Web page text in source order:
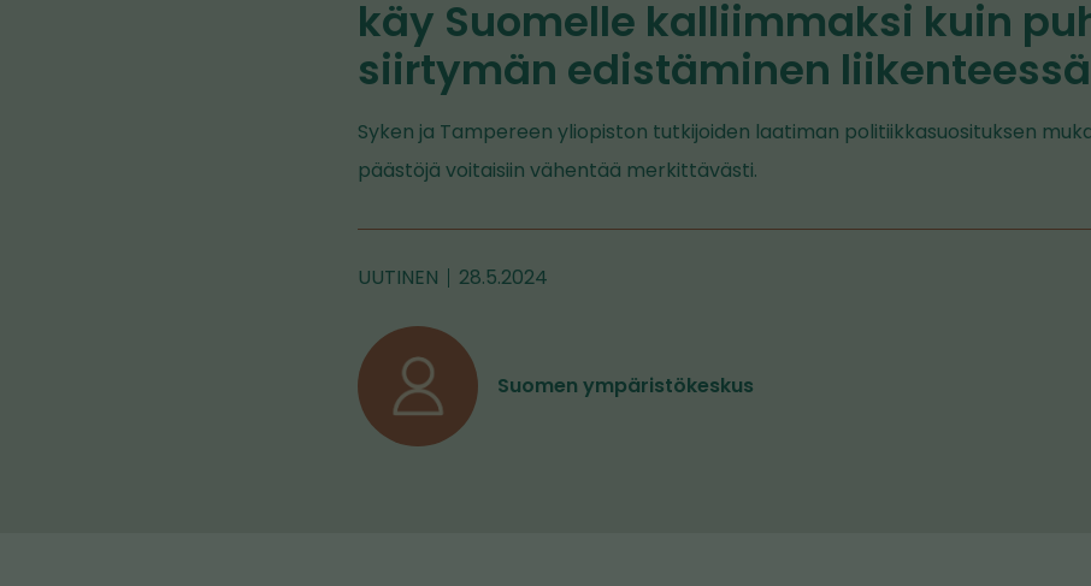
käy Suomelle kalliimmaksi kuin
siirtymän edistäminen liikenteessä
Syken ja Tampereen yliopiston tutkijoiden laatiman politiikkasuosituksen
päästöjä voitaisiin vähentää merkittävästi.
UUTINEN 28.5.2024
Suomen ympäristökeskus